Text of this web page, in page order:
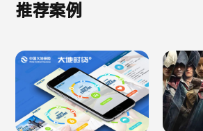
推荐案例